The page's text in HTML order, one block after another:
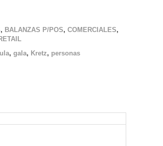
, BALANZAS P/POS, COMERCIALES,
, gala, Kretz, personas